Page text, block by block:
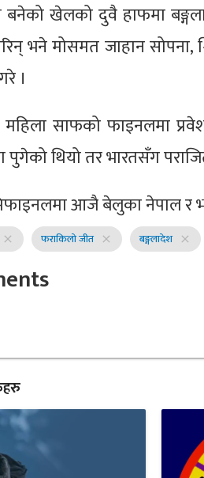
बनेको खेलको दुवै हाफमा
भने मोसमत जाहान सोपना,
।
महिला साफको फाइनलमा
थियो तर भारतसँग
आजै बेलुका नेपाल र
close फराकिलो जीत close बङ्गलादेश close